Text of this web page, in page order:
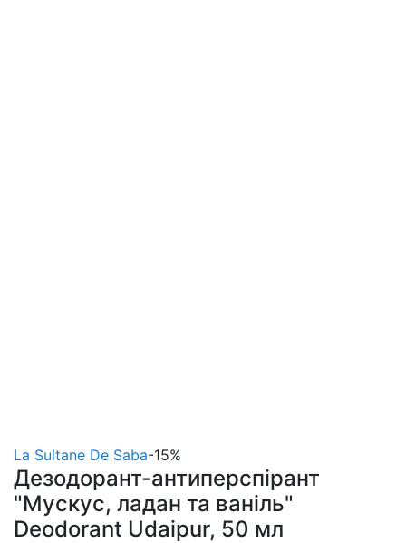
La Sultane De Saba-15%
Дезодорант-антиперспірант
"Мускус, ладан та ваніль"
Deodorant Udaipur, 50 мл